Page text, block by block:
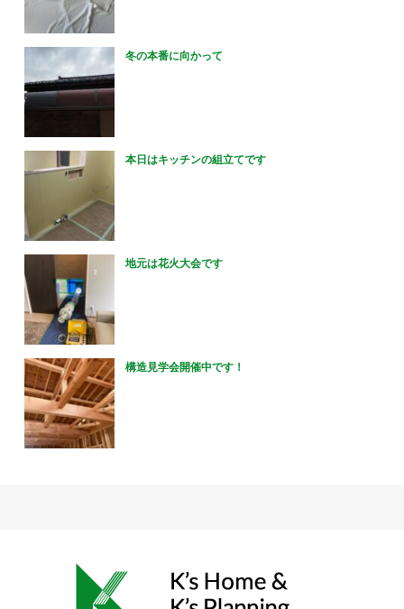
冬の本番に向かって
本日はキッチンの組立てです
地元は花火大会です
構造見学会開催中です！